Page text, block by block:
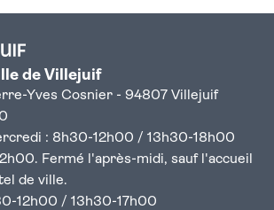
de Villejuif
Yves Cosnier - 94807 Villejuif
: 8h30-12h00 / 13h30-18h00
Fermé l'après-midi, sauf l'accueil
de ville.
12h00 / 13h30-17h00